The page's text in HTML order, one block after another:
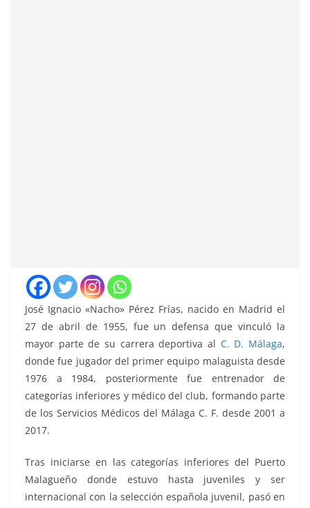
José Ignacio «Nacho» Pérez Frías, nacido en Madrid el
27 de abril de 1955, fue un defensa que vinculó la
mayor parte de su carrera deportiva al C. D. Málaga,
donde fue jugador del primer equipo malaguista desde
1976 a 1984, posteriormente fue entrenador de
categorías inferiores y médico del club, formando parte
de los Servicios Médicos del Málaga C. F. desde 2001 a
2017.
Tras iniciarse en las categorías inferiores del Puerto
Malagueño donde estuvo hasta juveniles y ser
internacional con la selección española juvenil, pasó en